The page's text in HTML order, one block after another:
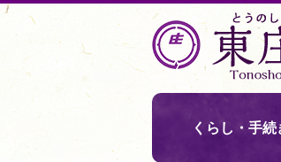
くらし・手続